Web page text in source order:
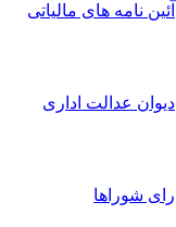
آئین نامه های مالیاتی
دیوان عدالت اداری
رای شوراها